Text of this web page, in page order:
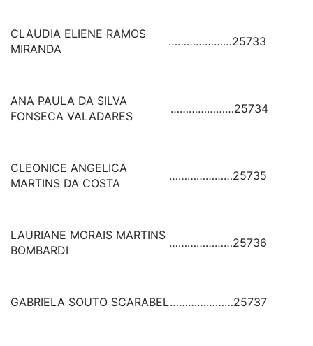
CLAUDIA ELIENE RAMOS
MIRANDA
…………………25733
ANA PAULA DA SILVA
FONSECA VALADARES
…………………25734
CLEONICE ANGELICA
MARTINS DA COSTA
…………………25735
LAURIANE MORAIS MARTINS
BOMBARDI
…………………25736
GABRIELA SOUTO SCARABEL…………………25737